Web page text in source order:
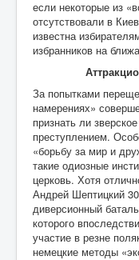
если некоторые из
отсутствовали в
известна
избранников на
За попытками
намерениях»
признать ли
преступлением.
«борьбу за мир и
такие одиозные
церковь. Хотя
Андрей Шептицкий
диверсионный
которого
участие в резне
немецкие методы